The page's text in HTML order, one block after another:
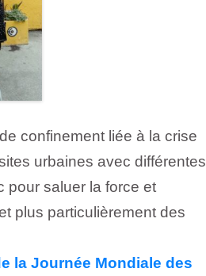
confinement liée à la crise
urbaines avec différentes
pour saluer la force et
plus particulièrement des
la Journée Mondiale des